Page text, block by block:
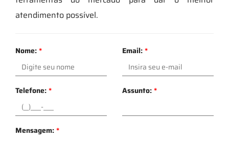
atendimento possível.
Nome:* Email:*
Telefone:* Assunto:*
Mensagem:*